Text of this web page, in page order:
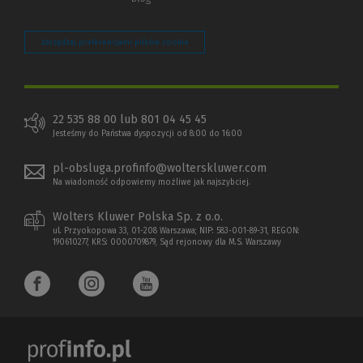
Zarządzaj preferencjami plików cookie
22 535 88 00 lub 801 04 45 45
Jesteśmy do Państwa dyspozycji od 8:00 do 16:00
pl-obsluga.profinfo@wolterskluwer.com
Na wiadomość odpowiemy możliwe jak najszybciej.
Wolters Kluwer Polska Sp. z o.o.
ul. Przyokopowa 33, 01-208 Warszawa; NIP: 583-001-89-31, REGON:
190610277, KRS: 0000709879, Sąd rejonowy dla M.S. Warszawy